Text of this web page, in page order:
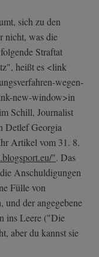
sich zu den
nicht, was die
Straftat
heißt es <link
wegen-
new-window>in
Schill, Journalist
Detlef Georgia
Artikel vom 31. 8.
". Das
Anschuldigungen
Fülle von
und der angegebene
ins Leere ("Die
aber du kannst sie